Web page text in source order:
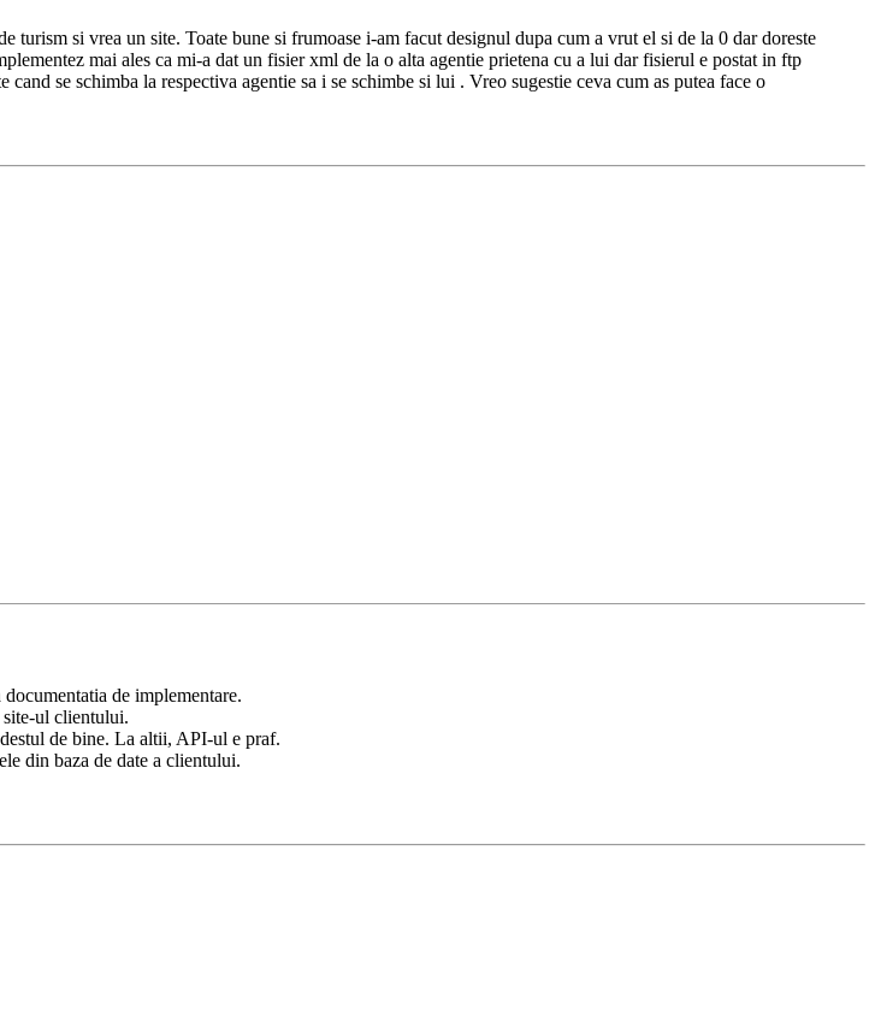
si vrea un site. Toate bune si frumoase i-am facut designul dupa cum a vrut el si de la 0 dar doreste
mai ales ca mi-a dat un fisier xml de la o alta agentie prietena cu a lui dar fisierul e postat in ftp
se schimba la respectiva agentie sa i se schimbe si lui . Vreo sugestie ceva cum as putea face o
de implementare.
ul clientului.
de bine. La altii, API-ul e praf.
din baza de date a clientului.